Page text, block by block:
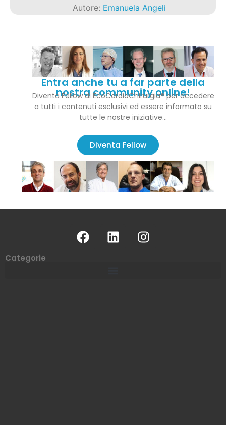
Autore: Emanuela Angeli
Entra anche tu a far parte della
nostra community online!
Diventa Fellow di EcoCardioChirurgia® per accedere
a tutti i contenuti esclusivi ed essere informato su
tutte le nostre iniziative…
Diventa Fellow
Categorie